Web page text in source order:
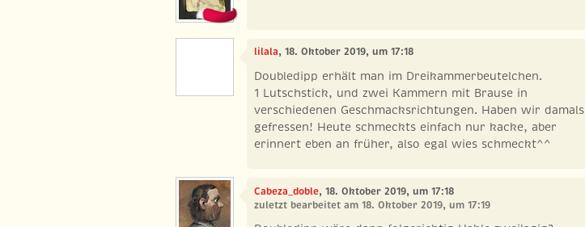
lilala, 18. Oktober 2019, um 17:18
Doubledipp erhält man im Dreikammerbeutelchen.
1 Lutschstick, und zwei Kammern mit Brause in
verschiedenen Geschmacksrichtungen. Haben wir damals
gefressen! Heute schmeckts einfach nur kacke, aber
erinnert eben an früher, also egal wies schmeckt^^
Cabeza_doble, 18. Oktober 2019, um 17:18
zuletzt bearbeitet am 18. Oktober 2019, um 17:19